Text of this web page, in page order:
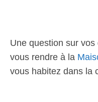
Une question sur
vous rendre à la
vous habitez dans la